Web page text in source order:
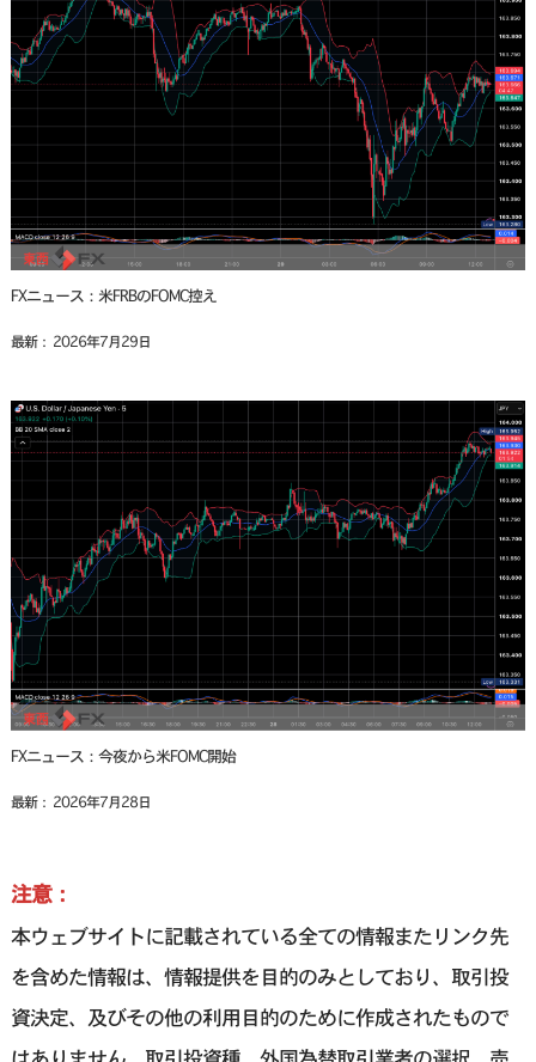
FXニュース：米FRBのFOMC控え
最新： 2026年7月29日
FXニュース：今夜から米FOMC開始
最新： 2026年7月28日
注意：
本ウェブサイトに記載されている全ての情報またリンク先
を含めた情報は、情報提供を目的のみとしており、取引投
資決定、及びその他の利用目的のために作成されたもので